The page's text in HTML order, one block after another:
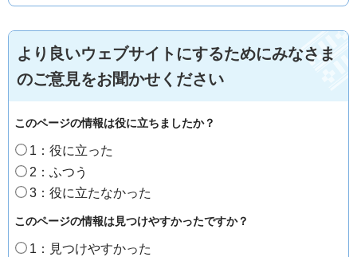
より良いウェブサイトにするためにみなさま
のご意見をお聞かせください
このページの情報は役に立ちましたか？
1：役に立った
2：ふつう
3：役に立たなかった
このページの情報は見つけやすかったですか？
1：見つけやすかった